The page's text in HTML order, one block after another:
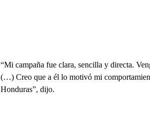
“Mi campaña fue clara, sencilla y directa.
(…) Creo que a él lo motivó mi
Honduras”, dijo.